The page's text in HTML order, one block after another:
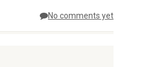
No comments yet